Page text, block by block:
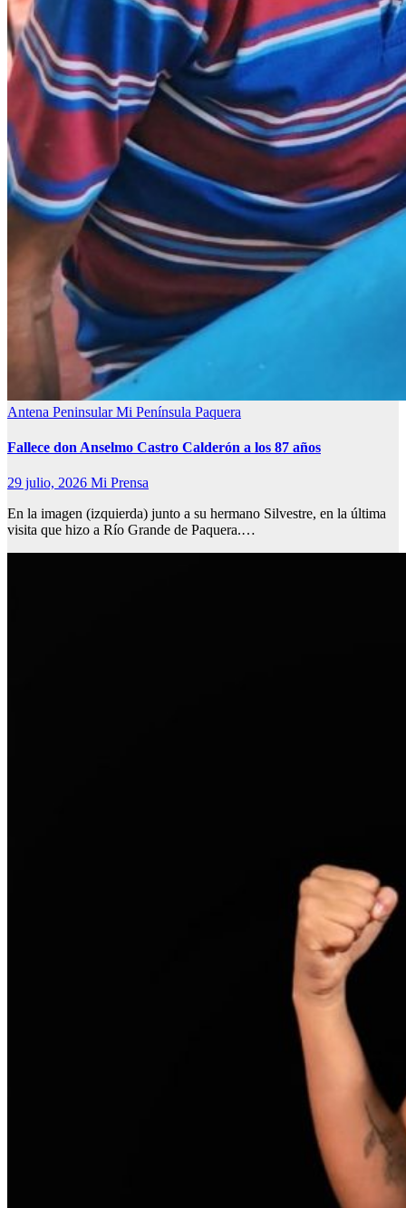
Antena PeninsularMi Península Paquera
Fallece don Anselmo Castro Calderón a los 87 años
29 julio, 2026 Mi Prensa
En la imagen (izquierda) junto a su hermano Silvestre, en la última
visita que hizo a Río Grande de Paquera.…